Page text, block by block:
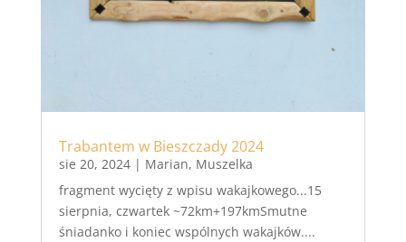
Trabantem w Bieszczady 2024
sie 20, 2024| Marian, Muszelka
fragment wycięty z wpisu wakajkowego...15
sierpnia, czwartek ~72km+197kmSmutne
śniadanko i koniec wspólnych wakajków....